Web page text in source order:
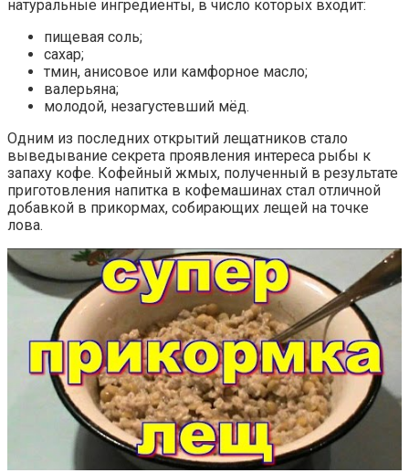
натуральные ингредиенты, в число которых входит:
пищевая соль;
сахар;
тмин, анисовое или камфорное масло;
валерьяна;
молодой, незагустевший мёд.
Одним из последних открытий лещатников стало
выведывание секрета проявления интереса рыбы к
запаху кофе. Кофейный жмых, полученный в результате
приготовления напитка в кофемашинах стал отличной
добавкой в прикормах, собирающих лещей на точке
лова.